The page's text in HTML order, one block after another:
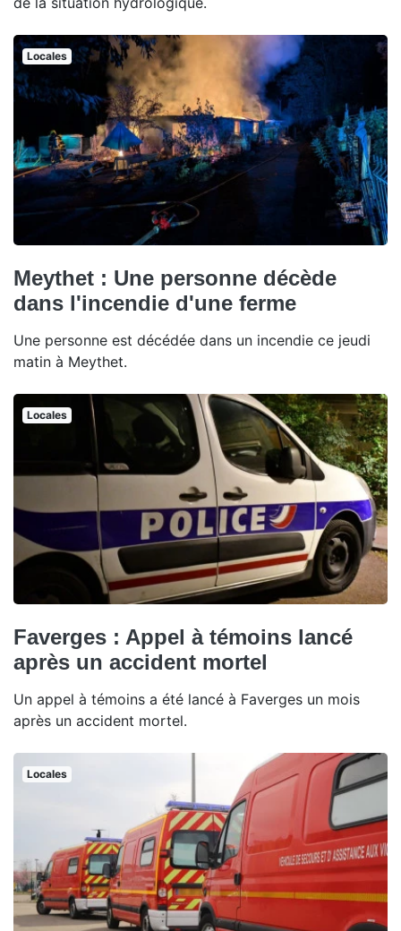
Locales
Meythet : Une personne décède
dans l'incendie d'une ferme
Une personne est décédée dans un incendie ce jeudi
matin à Meythet.
Locales
Faverges : Appel à témoins lancé
après un accident mortel
Un appel à témoins a été lancé à Faverges un mois
après un accident mortel.
Locales